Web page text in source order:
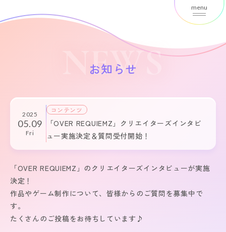
menu
NEWS
お知らせ
2025
05.09
Fri
コンテンツ
「OVER REQUIEMZ」クリエイターズインタビ
ュー実施決定＆質問受付開始！
「OVER REQUIEMZ」のクリエイターズインタビューが実施
決定！
作品やゲーム制作について、皆様からのご質問を募集中で
す。
たくさんのご投稿をお待ちしています♪